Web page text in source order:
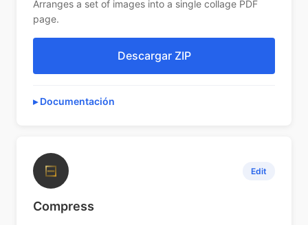
Arranges a set of images into a single collage PDF
page.
Descargar ZIP
Documentación
⊟ Edit
Compress